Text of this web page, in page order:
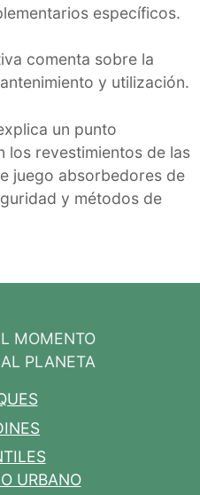
específicos.
comenta sobre la
y utilización.
un punto
los revestimientos de las
juego absorbedores de
y métodos de
MOMENTO
PLANETA
URBANO